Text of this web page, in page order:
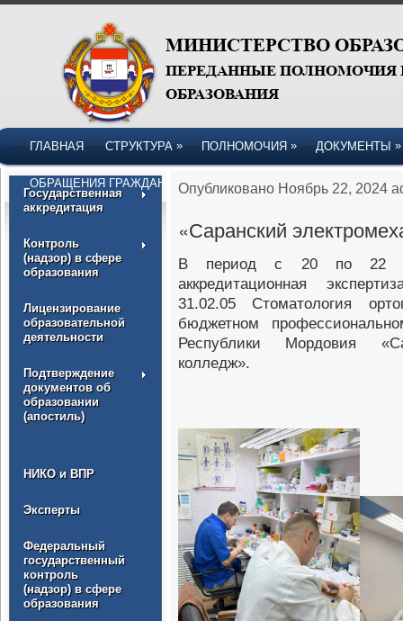
ГЛАВНАЯ СТРУКТУРА » ПОЛНОМОЧИЯ » ДОКУМЕНТЫ »
ОБРАЩЕНИЯ ГРАЖДАН
Государственная
аккредитация
Контроль
(надзор) в сфере
образования
Лицензирование
образовательной
деятельности
Подтверждение
документов об
образовании
(апостиль)
НИКО и ВПР
Эксперты
Федеральный
государственный
контроль
(надзор) в сфере
образования
Опубликовано Ноябрь 22, 2024
«Саранский
В период с 20 по 22
аккредитационная
31.02.05 Стоматология
бюджетном
Республики Мордовия
колледж».